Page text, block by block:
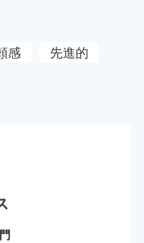
感
先進的